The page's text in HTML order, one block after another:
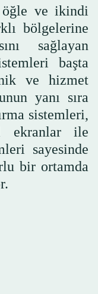
ve ikindi
bölgelerine
sağlayan
başta
ve hizmet
yanı sıra
sistemleri,
ekranlar ile
sayesinde
bir ortamda